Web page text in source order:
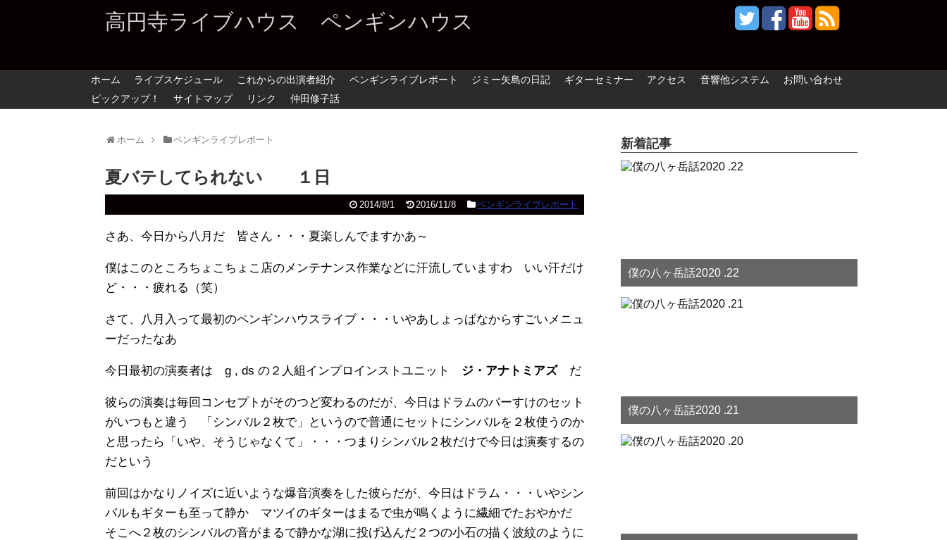
高円寺ライブハウス ペンギンハウス
ホーム ライブスケジュール これからの出演者紹介 ペンギンライブレポート ジミー矢島の日記 ギターセミナー アクセス 音響他システム
お問い合わせ
ピックアップ！
サイトマップ リンク 仲田修子話
ホーム ペンギンライブレポート
夏バテしてられない １日
2014/8/1 2016/11/8 ペンギンライブレポート
さあ、今日から八月だ 皆さん・・・夏楽しんでますかあ～
僕はこのところちょこちょこ店のメンテナンス作業などに汗流していますわ いい汗だけ
ど・・・疲れる（笑）
さて、八月入って最初のペンギンハウスライブ・・・いやあしょっぱなからすごいメニュ
ーだったなあ
今日最初の演奏者は g , ds の２人組インプロインストユニット ジ・アナトミアズだ
彼らの演奏は毎回コンセプトがそのつど変わるのだが、今日はドラムのパーすけのセット
がいつもと違う 「シンバル２枚で」というので普通にセットにシンバルを２枚使うのか
と思ったら「いや、そうじゃなくて」・・・つまりシンバル２枚だけで今日は演奏するの
だという
前回はかなりノイズに近いような爆音演奏をした彼らだが、今日はドラム・・・いやシン
バルもギターも至って静か マツイのギターはまるで虫が鳴くように繊細でたおやかだ
そこへ２枚のシンバルの音がまるで静かな湖に投げ込んだ２つの小石の描く波紋のように
新着記事
僕の八ヶ岳話2020 .22
僕の八ヶ岳話2020 .21